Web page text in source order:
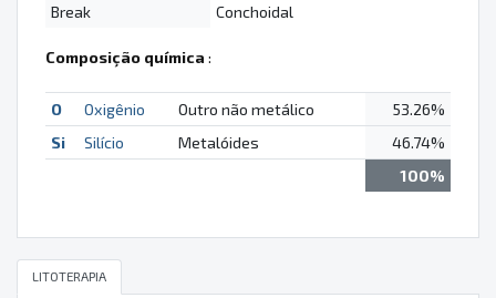
Break
Conchoidal
Composição química :
O Oxigênio Outro não metálico
53.26%
Si
Silício Metalóides
46.74%
100%
LITOTERAPIA